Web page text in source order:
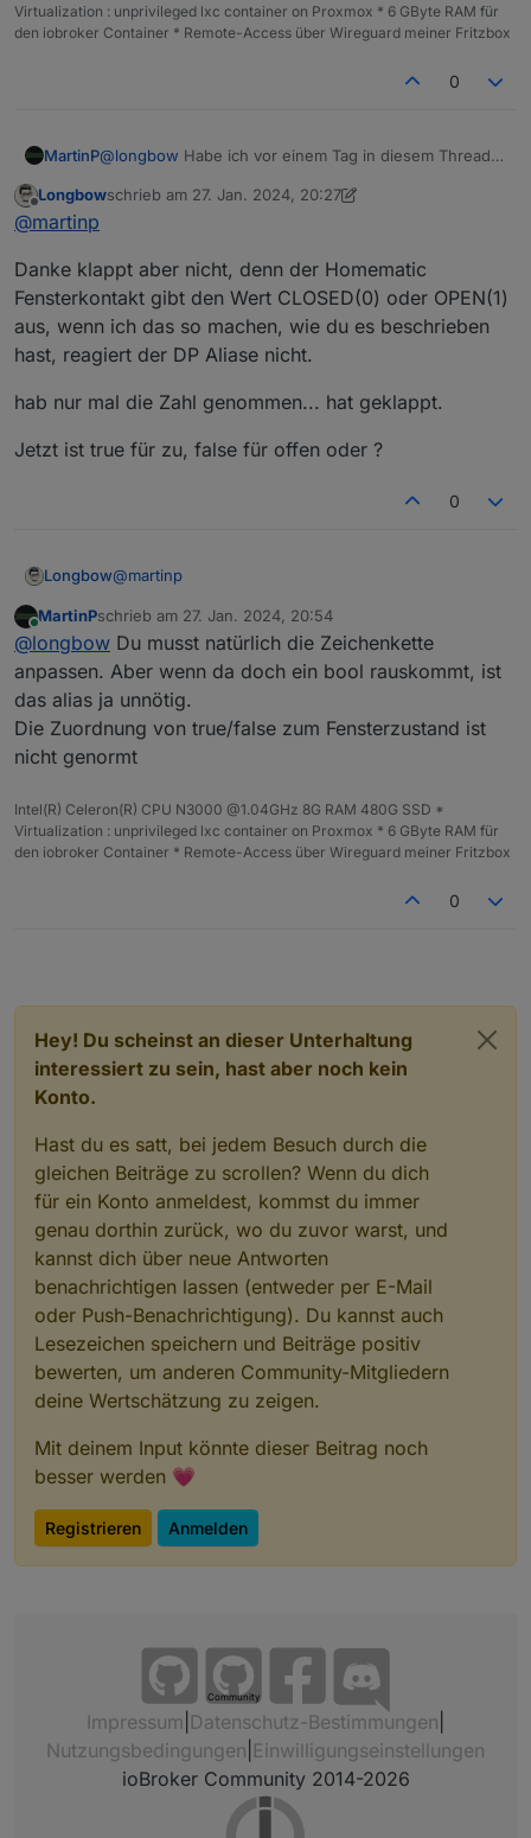
Virtualization : unprivileged lxc container on Proxmox * 6 GByte RAM für
den iobroker Container * Remote-Access über Wireguard meiner Fritzbox
0
MartinP@longbow Habe ich vor einem Tag in diesem Thread
https://forum.iobroker.net/topic/72237/jarvis-
Offline
Longbowschrieb am 27. Jan. 2024, 20:27
zuletzt editiert von Longbow
@martinp
Danke klappt aber nicht, denn der Homematic
Fensterkontakt gibt den Wert CLOSED(0) oder OPEN(1)
aus, wenn ich das so machen, wie du es beschrieben
hast, reagiert der DP Aliase nicht.
hab nur mal die Zahl genommen... hat geklappt.
Jetzt ist true für zu, false für offen oder ?
0
Longbow@martinp
Danke klappt aber nicht, denn der Homematic
Fensterkontakt gibt den Wert CLOSED(0) oder
OPEN(1) aus, wenn ich das so machen, wie du es
beschrieben hast, reagiert der DP Aliase nicht.
hab nur mal die Zahl genommen... hat geklappt.
Jetzt ist true für zu, false für offen oder ?
Online
MartinPschrieb am 27. Jan. 2024, 20:54
zuletzt editiert von
@longbow Du musst natürlich die Zeichenkette
anpassen. Aber wenn da doch ein bool rauskommt, ist
das alias ja unnötig.
Die Zuordnung von true/false zum Fensterzustand ist
nicht genormt
Intel(R) Celeron(R) CPU N3000 @1.04GHz 8G RAM 480G SSD *
Virtualization : unprivileged lxc container on Proxmox * 6 GByte RAM für
den iobroker Container * Remote-Access über Wireguard meiner Fritzbox
0
Hey! Du scheinst an dieser Unterhaltung
interessiert zu sein, hast aber noch kein
Konto.
Hast du es satt, bei jedem Besuch durch die
gleichen Beiträge zu scrollen? Wenn du dich
für ein Konto anmeldest, kommst du immer
genau dorthin zurück, wo du zuvor warst, und
kannst dich über neue Antworten
benachrichtigen lassen (entweder per E-Mail
oder Push-Benachrichtigung). Du kannst auch
Lesezeichen speichern und Beiträge positiv
bewerten, um anderen Community-Mitgliedern
deine Wertschätzung zu zeigen.
Mit deinem Input könnte dieser Beitrag noch
besser werden 💗
Registrieren Anmelden
Community
Impressum Datenschutz-Bestimmungen
Nutzungsbedingungen Einwilligungseinstellungen
ioBroker Community 2014-2026